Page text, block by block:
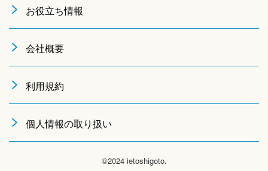
お役立ち情報
会社概要
利用規約
個人情報の取り扱い
©2024 ietoshigoto.